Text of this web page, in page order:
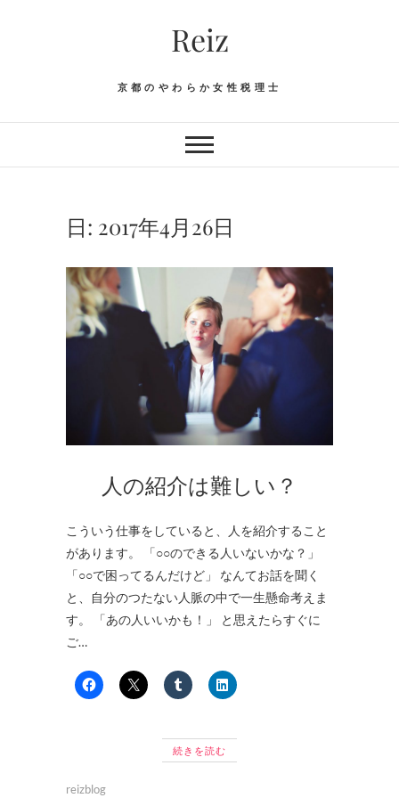
Reiz
京都のやわらか女性税理士
日: 2017年4月26日
人の紹介は難しい？
こういう仕事をしていると、人を紹介すること
があります。 「○○のできる人いないかな？」
「○○で困ってるんだけど」 なんてお話を聞く
と、自分のつたない人脈の中で一生懸命考えま
す。 「あの人いいかも！」 と思えたらすぐに
ご…
続きを読む
reizblog